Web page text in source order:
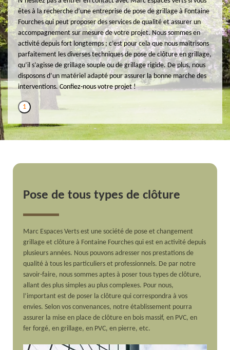
êtes à la recherche d’une entreprise de pose de grillage à Fontaine
Fourches qui peut proposer des services de qualité et assurer un
accompagnement sur mesure de votre projet. Nous sommes en
activité depuis fort longtemps ; c’est pour cela que nous maîtrisons
parfaitement les diverses techniques de pose de clôture en grillage,
qu’il s’agisse de grillage souple ou de grillage rigide. De plus, nous
disposons d’un matériel adapté pour assurer la bonne marche des
interventions. Confiez-nous votre projet !
1
Pose de tous types de clôture
Marc Espaces Verts est une société de pose et changement
grillage et clôture à Fontaine Fourches qui est en activité depuis
plusieurs années. Nous pouvons adresser nos prestations de
qualité à tous les particuliers et professionnels. De par notre
savoir-faire, nous sommes aptes à poser tous types de clôture,
allant des plus simples au plus complexes. Pour nous,
l’important est de poser la clôture qui correspondra à vos
envies. Selon vos convenances, notre établissement pourra
assurer la mise en place de clôture en bois massif, en PVC, en
fer forgé, en grillage, en PVC, en pierre, etc.